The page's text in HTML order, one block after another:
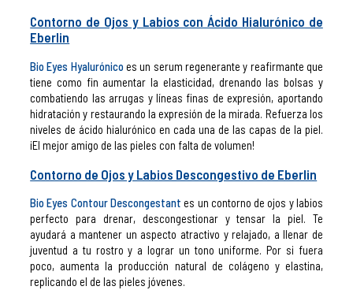
Contorno de Ojos y Labios con Ácido Hialurónico de
Eberlin
Bio Eyes Hyalurónico es un serum regenerante y reafirmante que
tiene como fin aumentar la elasticidad, drenando las bolsas y
combatiendo las arrugas y líneas finas de expresión, aportando
hidratación y restaurando la expresión de la mirada. Refuerza los
niveles de ácido hialurónico en cada una de las capas de la piel.
¡El mejor amigo de las pieles con falta de volumen!
Contorno de Ojos y Labios Descongestivo de Eberlin
Bio Eyes Contour Descongestant es un contorno de ojos y labios
perfecto para drenar, descongestionar y tensar la piel. Te
ayudará a mantener un aspecto atractivo y relajado, a llenar de
juventud a tu rostro y a lograr un tono uniforme. Por si fuera
poco, aumenta la producción natural de colágeno y elastina,
replicando el de las pieles jóvenes.